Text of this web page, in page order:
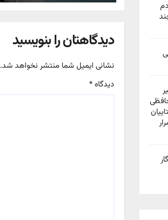
دیدگاهتان را بنویسید
نشانی ایمیل شما منتشر نخواهد شد.
دیدگاه*